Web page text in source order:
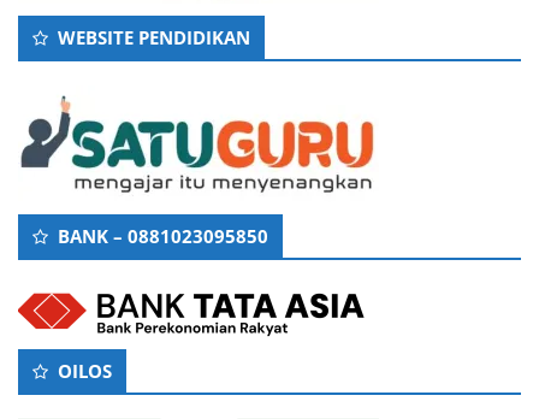
WEBSITE PENDIDIKAN
BANK – 0881023095850
OILOS